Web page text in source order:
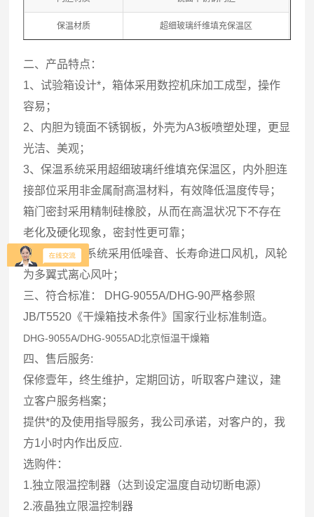
保温材质 超细玻璃纤维填充保温区
二、产品特点：
1、试验箱设计*，箱体采用数控机床加工成型，操作
容易；
2、内胆为镜面不锈钢板，外壳为A3板喷塑处理，更显
光洁、美观；
3、保温系统采用超细玻璃纤维填充保温区，内外胆连
接部位采用非金属耐高温材料，有效降低温度传导；
箱门密封采用精制硅橡胶，从而在高温状况下不存在
老化及硬化现象，密封性更可靠；
4、送风循环系统采用低噪音、长寿命进口风机，风轮
为多翼式离心风叶；
三、符合标准： DHG-9055A/DHG-90严格参照
JB/T5520《干燥箱技术条件》国家行业标准制造。
DHG-9055A/DHG-9055AD北京恒温干燥箱
四、售后服务:
保修壹年，终生维护，定期回访，听取客户建议，建
立客户服务档案；
提供*的及使用指导服务，我公司承诺，对客户的，我
方1小时内作出反应.
选购件：
1.独立限温控制器（达到设定温度自动切断电源）
2.液晶独立限温控制器